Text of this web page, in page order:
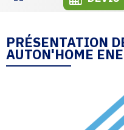
PRÉSENTATION
AUTON'HOME